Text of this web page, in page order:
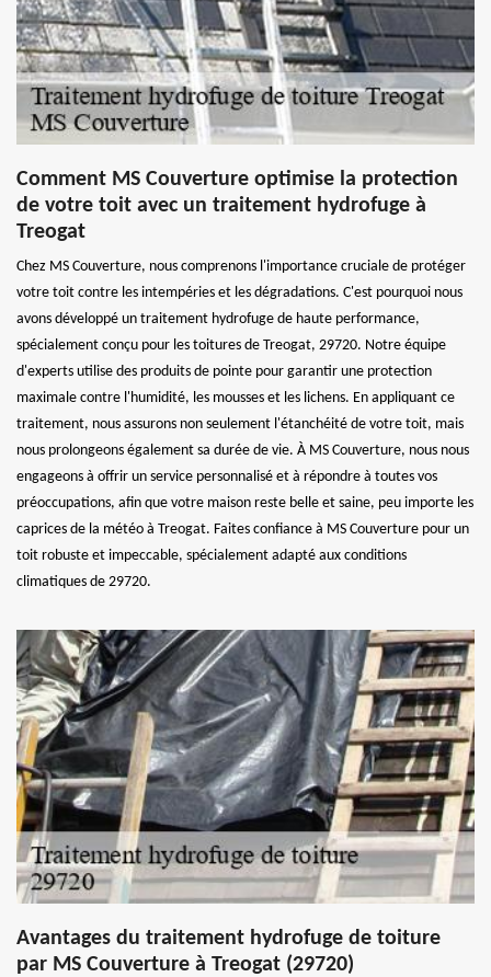
Comment MS Couverture optimise la protection
de votre toit avec un traitement hydrofuge à
Treogat
Chez MS Couverture, nous comprenons l'importance cruciale de protéger
votre toit contre les intempéries et les dégradations. C'est pourquoi nous
avons développé un traitement hydrofuge de haute performance,
spécialement conçu pour les toitures de Treogat, 29720. Notre équipe
d'experts utilise des produits de pointe pour garantir une protection
maximale contre l'humidité, les mousses et les lichens. En appliquant ce
traitement, nous assurons non seulement l'étanchéité de votre toit, mais
nous prolongeons également sa durée de vie. À MS Couverture, nous nous
engageons à offrir un service personnalisé et à répondre à toutes vos
préoccupations, afin que votre maison reste belle et saine, peu importe les
caprices de la météo à Treogat. Faites confiance à MS Couverture pour un
toit robuste et impeccable, spécialement adapté aux conditions
climatiques de 29720.
Avantages du traitement hydrofuge de toiture
par MS Couverture à Treogat (29720)